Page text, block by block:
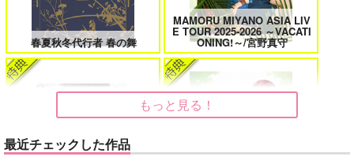
みなと商事コインランドリー 7 光が死んだ夏 9
夜明けの唄 7
春夏秋冬代行者 春の舞
MAMORU MIYANO ASIA LIV
E TOUR 2025-2026 ～VACATI
ONING!～/宮野真守
もっと見る！
最近チェックした作品